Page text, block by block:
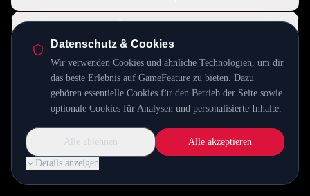
🏠 Zurück zur Basis
INSERT COIN TO CONTINUE...
Datenschutz & Cookies
Wir verwenden Cookies und ähnliche Technologien, um dir
das beste Erlebnis auf GameFeature zu bieten. Dazu
gehören essentielle Cookies für den Betrieb der Seite sowie
optionale Cookies für Analysen und personalisierte Inhalte.
Details anzeigen
Alle ablehnen Alle akzeptieren